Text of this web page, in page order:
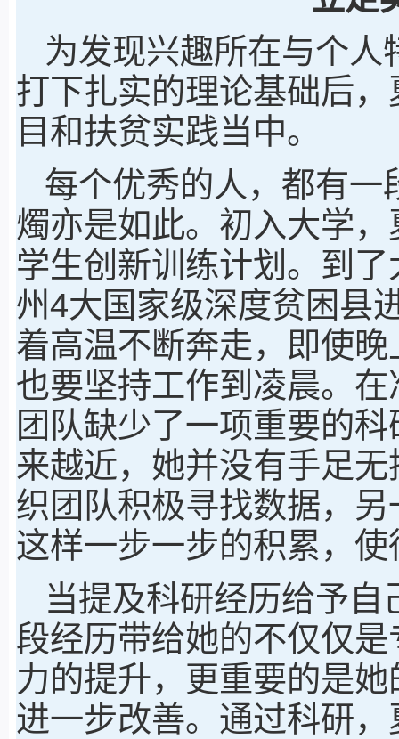
为发现兴趣所在与个
打下扎实的理论基础后
目和扶贫实践当中。
每个优秀的人，都有一
燭亦是如此。初入大学
学生创新训练计划。到
州4大国家级深度贫困县
着高温不断奔走，即使
也要坚持工作到凌晨。在
团队缺少了一项重要的
来越近，她并没有手足
织团队积极寻找数据，
这样一步一步的积累，
当提及科研经历给予
段经历带给她的不仅仅
力的提升，更重要的是
进一步改善。通过科研